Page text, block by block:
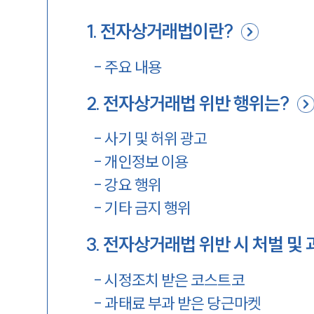
1. 전자상거래법이란?
- 주요 내용
2. 전자상거래법 위반 행위는?
-사기 및 허위 광고
-개인정보 이용
-강요 행위
- 기타 금지 행위
3. 전자상거래법 위반 시 처벌 및
-시정조치 받은 코스트코
- 과태료 부과 받은 당근마켓